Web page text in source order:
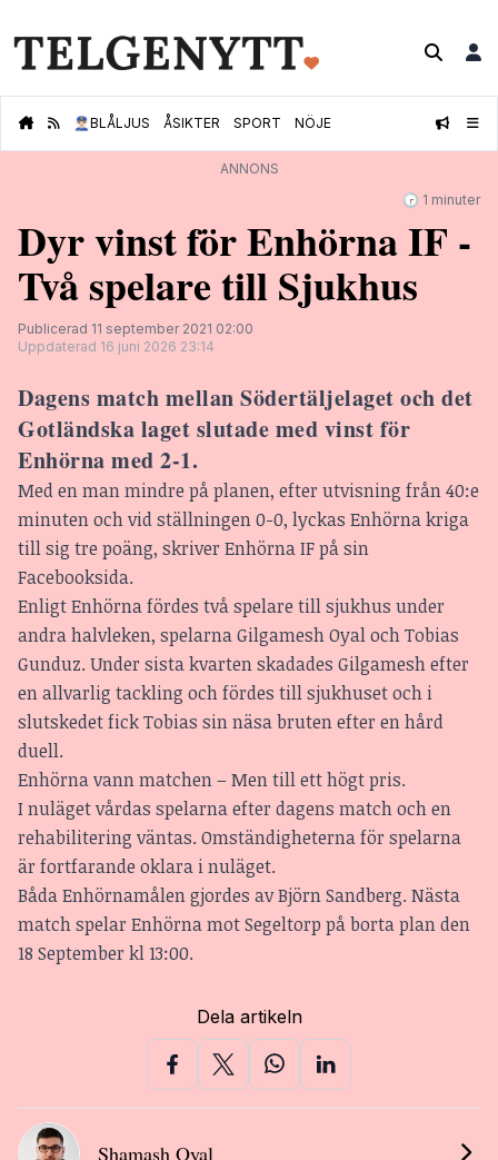
👮🏻‍♂️BLÅLJUS ÅSIKTER SPORT NÖJE
ANNONS
🕝 1 minuter
Dyr vinst för Enhörna IF -
Två spelare till Sjukhus
Publicerad 11 september 2021 02:00
Uppdaterad 16 juni 2026 23:14
Dagens match mellan Södertäljelaget och det
Gotländska laget slutade med vinst för
Enhörna med 2-1.
Med en man mindre på planen, efter utvisning från 40:e
minuten och vid ställningen 0-0, lyckas Enhörna kriga
till sig tre poäng, skriver Enhörna IF på sin
Facebooksida.
Enligt Enhörna fördes två spelare till sjukhus under
andra halvleken, spelarna Gilgamesh Oyal och Tobias
Gunduz. Under sista kvarten skadades Gilgamesh efter
en allvarlig tackling och fördes till sjukhuset och i
slutskedet fick Tobias sin näsa bruten efter en hård
duell.
Enhörna vann matchen – Men till ett högt pris.
I nuläget vårdas spelarna efter dagens match och en
rehabilitering väntas. Omständigheterna för spelarna
är fortfarande oklara i nuläget.
Båda Enhörnamålen gjordes av Björn Sandberg. Nästa
match spelar Enhörna mot Segeltorp på borta plan den
18 September kl 13:00.
Dela artikeln
Shamash Oyal